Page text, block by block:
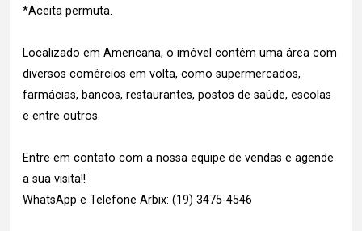
*Aceita permuta.
Localizado em Americana, o imóvel contém uma área com
diversos comércios em volta, como supermercados,
farmácias, bancos, restaurantes, postos de saúde, escolas
e entre outros.
Entre em contato com a nossa equipe de vendas e agende
a sua visita!!
WhatsApp e Telefone Arbix: (19) 3475-4546